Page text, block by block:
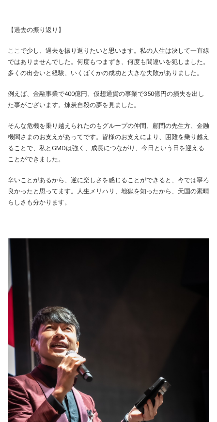
【過去の振り返り】
ここで少し、過去を振り返りたいと思います。私の人生は決して一直線
ではありませんでした。何度もつまずき、何度も間違いを犯しました。
多くの出会いと経験、いくばくかの成功と大きな失敗がありました。
例えば、金融事業で400億円、仮想通貨の事業で350億円の損失を出し
た事がございます。煉炭自殺の夢を見ました。
そんな危機を乗り越えられたのもグループの仲間、顧問の先生方、金融
機関さまのお支えがあってです。皆様のお支えにより、困難を乗り越え
ることで、私とGMOは強く、成長につながり、今日という日を迎える
ことができました。
辛いことがあるから、逆に楽しさを感じることができると、今では寧ろ
良かったと思ってます。人生メリハリ、地獄を知ったから、天国の素晴
らしさも分かります。